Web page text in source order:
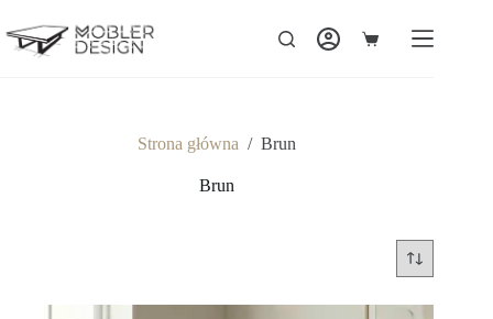
Strona główna / Brun
Brun